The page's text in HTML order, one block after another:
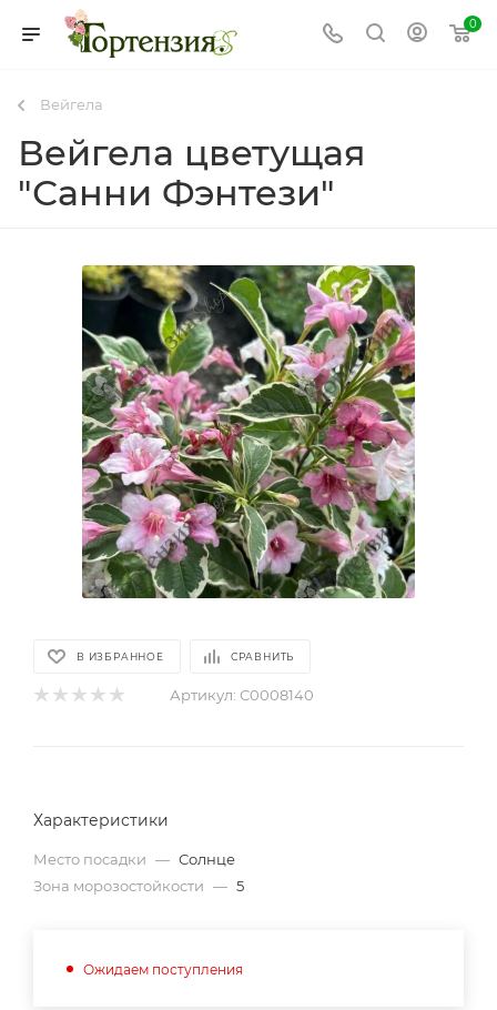
0
Вейгела
Вейгела цветущая
"Санни Фэнтези"
В ИЗБРАННОЕ СРАВНИТЬ
Артикул: С0008140
Характеристики
Место посадки — Солнце
Зона морозостойкости — 5
Ожидаем поступления